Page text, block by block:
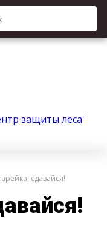
сдавайся!